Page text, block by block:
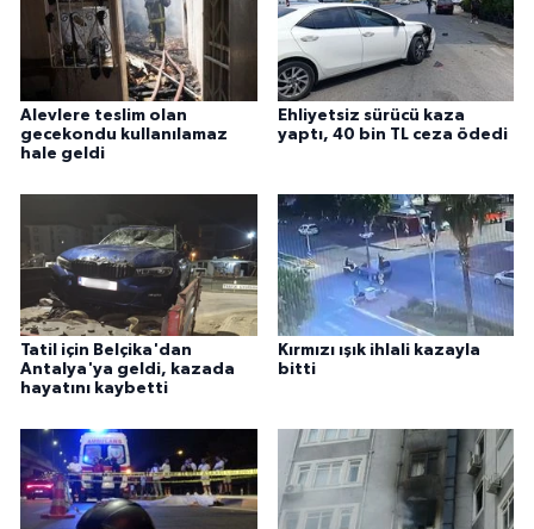
Alevlere teslim olan
gecekondu kullanılamaz
hale geldi
Ehliyetsiz sürücü kaza
yaptı, 40 bin TL ceza ödedi
Tatil için Belçika'dan
Antalya'ya geldi, kazada
hayatını kaybetti
Kırmızı ışık ihlali kazayla
bitti